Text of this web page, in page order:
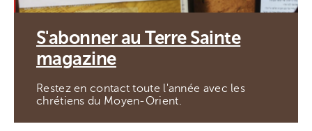
S'abonner au Terre Sainte
magazine
Restez en contact toute l'année avec les
chrétiens du Moyen-Orient.